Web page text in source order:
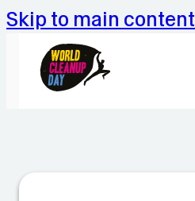
Skip to main content